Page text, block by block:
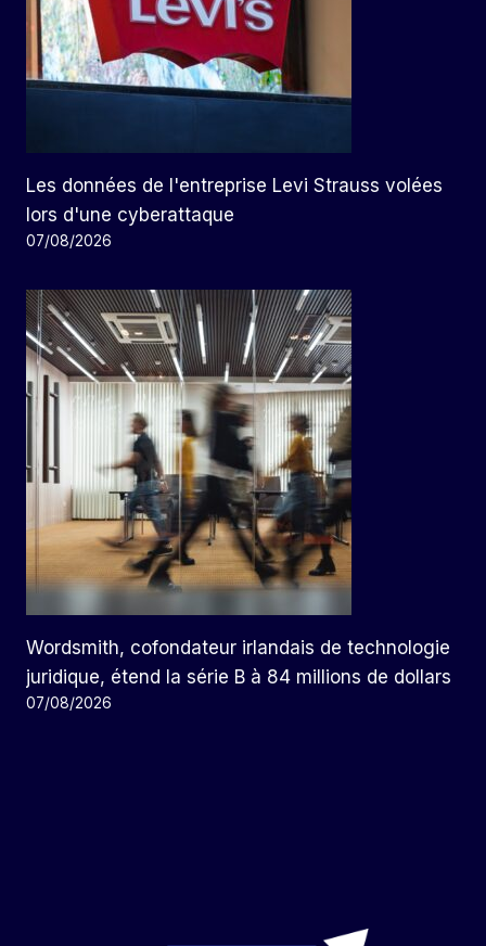
Les données de l'entreprise Levi Strauss volées
lors d'une cyberattaque
07/08/2026
Wordsmith, cofondateur irlandais de technologie
juridique, étend la série B à 84 millions de dollars
07/08/2026